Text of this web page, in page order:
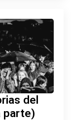
del
parte)